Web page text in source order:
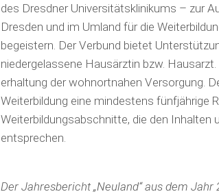
des Dresdner Univer­sitäts­klinikums – zur
Dresden und im Umland für die
begeis­tern. Der Verbund bietet
niedergelassene Hausärztin bzw.
erhaltung der wohnortnahen Versorgung.
Weiterbildung eine mindestens fünfjährige
Weiterbildungsabschnitte, die den
entsprechen.
Der Jahresbericht „Neuland“ aus dem